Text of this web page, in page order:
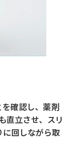
確認し、薬剤
直立させ、スリ
に回しながら取